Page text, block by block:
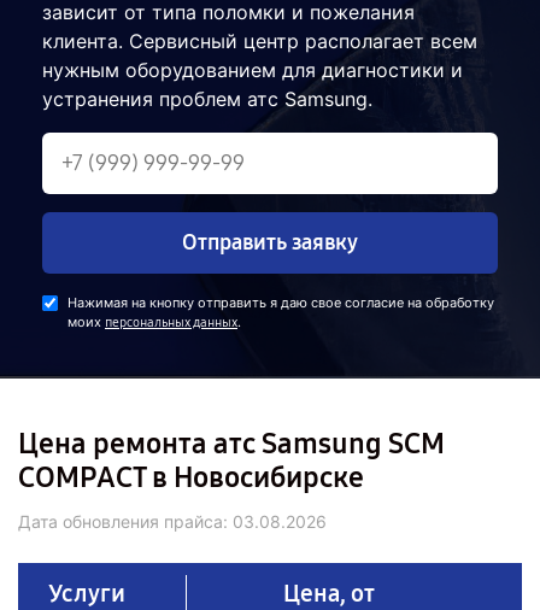
зависит от типа поломки и пожелания
клиента. Сервисный центр располагает всем
нужным оборудованием для диагностики и
устранения проблем атс Samsung.
Отправить заявку
Нажимая на кнопку отправить я даю свое согласие на обработку
моих персональных данных.
Цена ремонта атс Samsung SCM
COMPACT в Новосибирске
Дата обновления прайса: 03.08.2026
Услуги Цена, от